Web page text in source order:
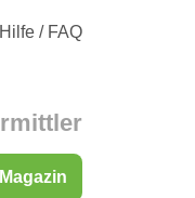
Hilfe / FAQ
Magazin